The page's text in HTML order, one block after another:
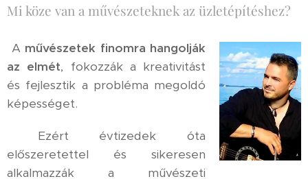
Mi köze van a művészeteknek az üzletépítéshez?
A művészetek finomra hangolják
az elmét, fokozzák a kreativitást
és fejlesztik a probléma megoldó
képességet.
Ezért évtizedek óta
előszeretettel és sikeresen
alkalmazzák
a művészeti